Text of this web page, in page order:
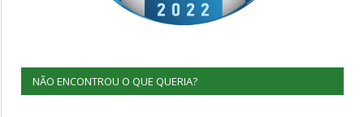
NÃO ENCONTROU O QUE QUERIA?